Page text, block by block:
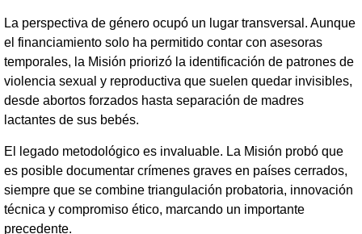
La perspectiva de género ocupó un lugar transversal. Aunque
el financiamiento solo ha permitido contar con asesoras
temporales, la Misión priorizó la identificación de patrones de
violencia sexual y reproductiva que suelen quedar invisibles,
desde abortos forzados hasta separación de madres
lactantes de sus bebés.
El legado metodológico es invaluable. La Misión probó que
es posible documentar crímenes graves en países cerrados,
siempre que se combine triangulación probatoria, innovación
técnica y compromiso ético, marcando un importante
precedente.